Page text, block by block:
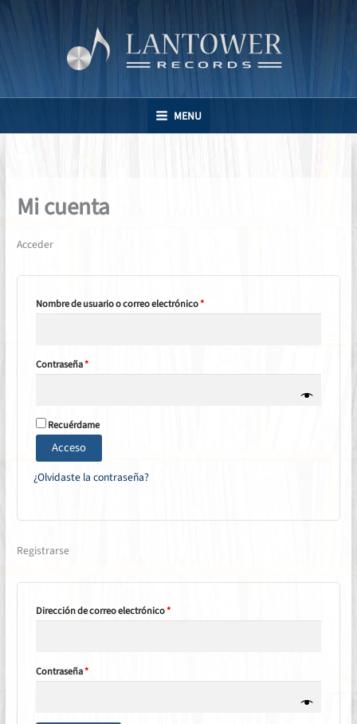
MENU
Mi cuenta
Acceder
Nombre de usuario o correo electrónico*Obligatorio
Contraseña*Obligatorio
Recuérdame
Acceso
¿Olvidaste la contraseña?
Registrarse
Dirección de correo electrónico*Obligatorio
Contraseña*Obligatorio